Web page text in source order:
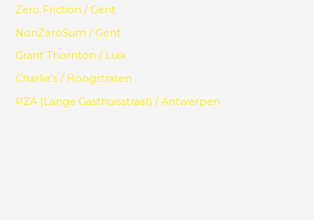
Zero Friction / Gent
NonZeroSum / Gent
Grant Thornton / Luik
Charlie’s / Hoogstraten
PZA (Lange Gasthuisstraat) / Antwerpen